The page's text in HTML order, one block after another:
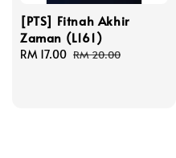
[PTS] Fitnah Akhir
Zaman (L161)
Sale
RM 17.00 Regular
RM 20.00